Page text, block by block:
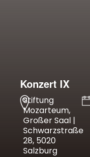
Konzert IX
Stiftung
Mozarteum,
Großer Saal |
Schwarzstraße
28, 5020
Salzburg